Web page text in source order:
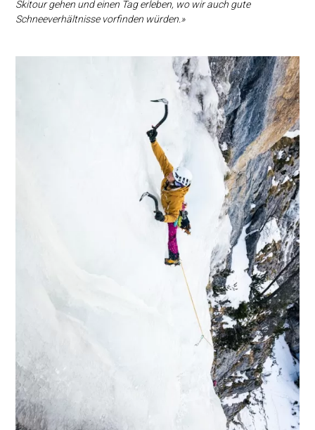
Skitour gehen und einen Tag erleben, wo wir auch gute
Schneeverhältnisse vorfinden würden.»